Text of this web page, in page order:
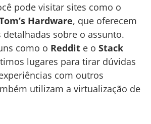
pode visitar sites como o
Hardware, que oferecem
detalhadas sobre o assunto.
como o Reddit e o Stack
lugares para tirar dúvidas
com outros
utilizam a virtualização de